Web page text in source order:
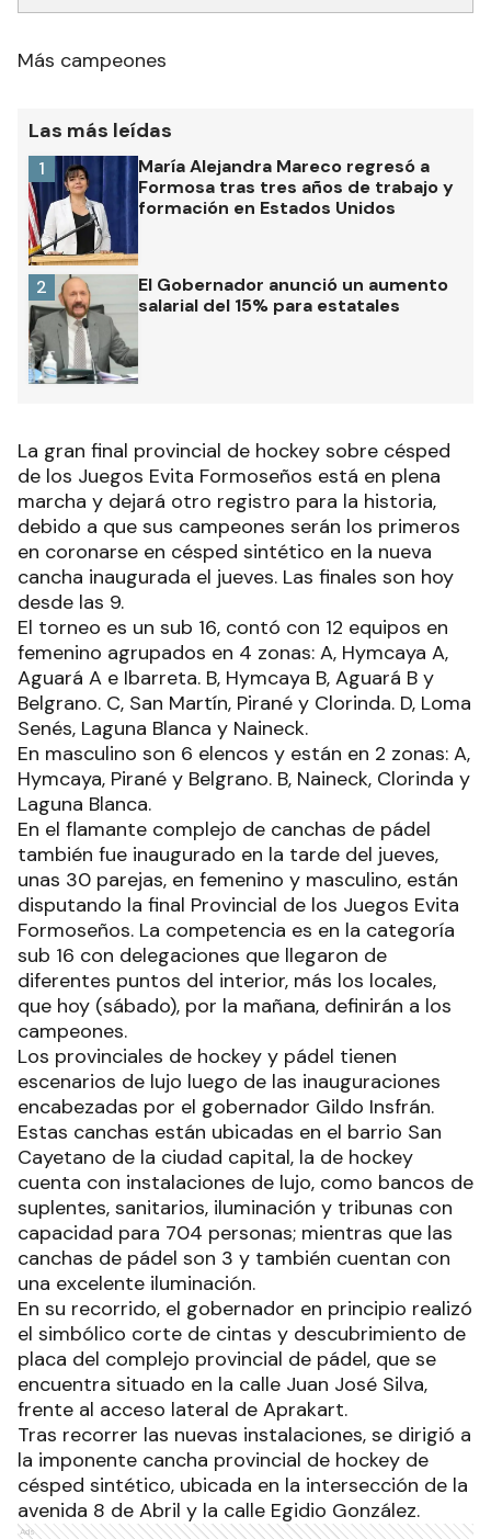
Más campeones
Las más leídas
María Alejandra Mareco regresó a
Formosa tras tres años de trabajo y
formación en Estados Unidos
1
El Gobernador anunció un aumento
salarial del 15% para estatales
2
La gran final provincial de hockey sobre césped
de los Juegos Evita Formoseños está en plena
marcha y dejará otro registro para la historia,
debido a que sus campeones serán los primeros
en coronarse en césped sintético en la nueva
cancha inaugurada el jueves. Las finales son hoy
desde las 9.
El torneo es un sub 16, contó con 12 equipos en
femenino agrupados en 4 zonas: A, Hymcaya A,
Aguará A e Ibarreta. B, Hymcaya B, Aguará B y
Belgrano. C, San Martín, Pirané y Clorinda. D, Loma
Senés, Laguna Blanca y Naineck.
En masculino son 6 elencos y están en 2 zonas: A,
Hymcaya, Pirané y Belgrano. B, Naineck, Clorinda y
Laguna Blanca.
En el flamante complejo de canchas de pádel
también fue inaugurado en la tarde del jueves,
unas 30 parejas, en femenino y masculino, están
disputando la final Provincial de los Juegos Evita
Formoseños. La competencia es en la categoría
sub 16 con delegaciones que llegaron de
diferentes puntos del interior, más los locales,
que hoy (sábado), por la mañana, definirán a los
campeones.
Los provinciales de hockey y pádel tienen
escenarios de lujo luego de las inauguraciones
encabezadas por el gobernador Gildo Insfrán.
Estas canchas están ubicadas en el barrio San
Cayetano de la ciudad capital, la de hockey
cuenta con instalaciones de lujo, como bancos de
suplentes, sanitarios, iluminación y tribunas con
capacidad para 704 personas; mientras que las
canchas de pádel son 3 y también cuentan con
una excelente iluminación.
En su recorrido, el gobernador en principio realizó
el simbólico corte de cintas y descubrimiento de
placa del complejo provincial de pádel, que se
encuentra situado en la calle Juan José Silva,
frente al acceso lateral de Aprakart.
Tras recorrer las nuevas instalaciones, se dirigió a
la imponente cancha provincial de hockey de
césped sintético, ubicada en la intersección de la
avenida 8 de Abril y la calle Egidio González.
Ads